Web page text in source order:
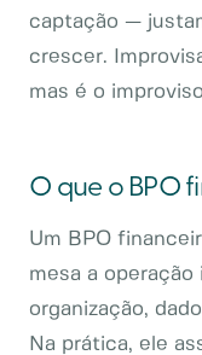
captação —
crescer.
mas é o
O que o BPO
Um BPO
mesa a
organização,
Na prática, ele